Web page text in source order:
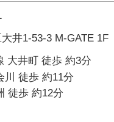
井1-53-3 M-GATE 1F
大井町 徒歩 約3分
川 徒歩 約11分
徒歩 約12分